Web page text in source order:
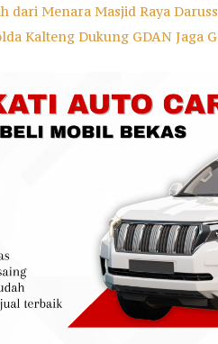
dari Menara Masjid Raya
Kalteng Dukung GDAN Jaga